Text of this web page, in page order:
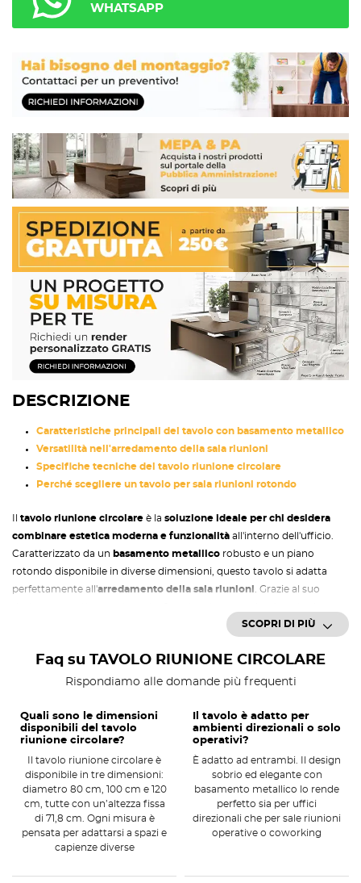
DESCRIZIONE
Caratteristiche principali del tavolo con basamento metallico
Versatilità nell'arredamento della sala riunioni
Specifiche tecniche del tavolo riunione circolare
Perché scegliere un tavolo per sala riunioni rotondo
tavolo riunione circolare è la soluzione ideale per chi desidera
combinare estetica moderna e funzionalità all'interno dell'ufficio.
Caratterizzato da un basamento metallico robusto e un piano
rotondo disponibile in diverse dimensioni, questo tavolo si adatta
perfettamente all'arredamento della sala riunioni . Grazie al suo
sala riunioniideale in contesti
Caratteristiche principali del tavolo
con basamento metallico
La struttura deltavolo riunione circolareè studiata per offrire
massima stabilità e durabilità nel tempo. Il basamento metallico
che si adatta facilmente a diversi stili di arredamento professionale.
Basamento metallicoverniciato per una maggiore resistenza a
graffi e corrosione.
Piano circolaredisponibile in tre diametri: 80, 100 e 120 cm.
Altezza fissa di 71,8 cm, perfetta per l’uso con sedute da ufficio
SCOPRI DI PIÙ
WHATSAPP
Faq su TAVOLO RIUNIONE CIRCOLARE
Rispondiamo alle domande più frequenti
Quali sono le dimensioni
disponibili del tavolo
riunione circolare?
Il tavolo riunione circolare è
disponibile in tre dimensioni:
diametro 80 cm, 100 cm e 120
cm, tutte con un’altezza fissa
di 71,8 cm. Ogni misura è
pensata per adattarsi a spazi e
capienze diverse
Il tavolo è adatto per
ambienti direzionali o solo
operativi?
È adatto ad entrambi. Il design
sobrio ed elegante con
basamento metallico lo rende
perfetto sia per uffici
direzionali che per sale riunioni
operative o coworking